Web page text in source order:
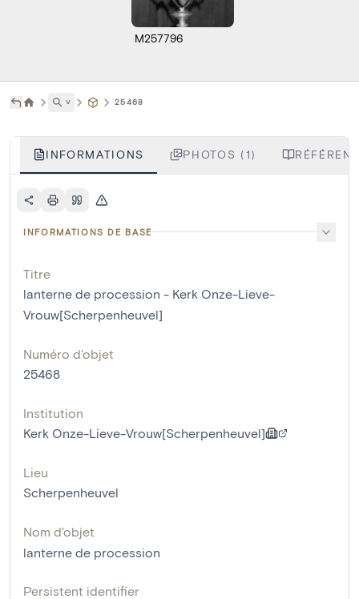
M257796
˅ 25468
INFORMATIONS PHOTOS (1)
INFORMATIONS DE BASE
Titre
lanterne de procession - Kerk Onze-Lieve-
Vrouw[Scherpenheuvel]
Numéro d'objet
25468
Institution
Kerk Onze-Lieve-Vrouw[Scherpenheuvel]
Lieu
Scherpenheuvel
Nom d'objet
lanterne de procession
Persistent identifier